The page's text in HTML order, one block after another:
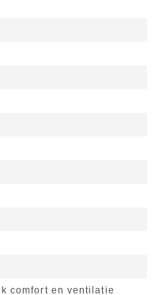
comfort en ventilatie